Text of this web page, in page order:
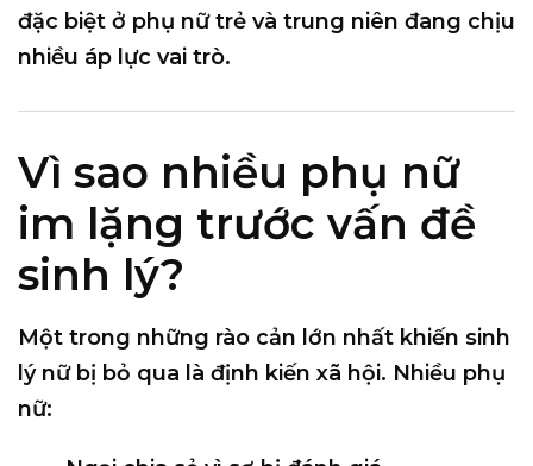
đặc biệt ở phụ nữ trẻ và trung niên đang chịu
nhiều áp lực vai trò.
Vì sao nhiều phụ nữ
im lặng trước vấn đề
sinh lý?
Một trong những rào cản lớn nhất khiến sinh
lý nữ bị bỏ qua là định kiến xã hội. Nhiều phụ
nữ: